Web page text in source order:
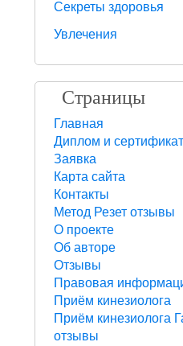
Секреты здоровья
Увлечения
Страницы
Главная
Диплом и
Заявка
Карта сайта
Контакты
Метод Резет отзывы
О проекте
Об авторе
Отзывы
Правовая
Приём кинезиолога
Приём кинезиолога
отзывы